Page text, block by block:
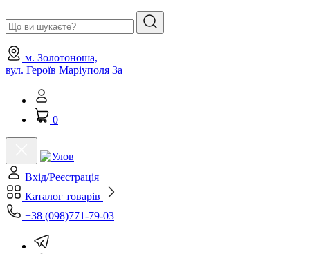
м. Золотоноша,
вул. Героїв Маріуполя 3а
0
Вхід/Реєстрація
Каталог товарів
+38 (098)771-79-03